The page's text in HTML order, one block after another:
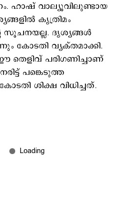
ഹാഷ് വാല്യൂവിലുണ്ടായ
കൃത്രിമം
സൂചനയല്ല. ദൃശ്യങ്ങൾ
കോടതി വ്യക്തമാക്കി.
തെളിവ് പരിഗണിച്ചാണ്
പങ്കെടുത്ത
ശിക്ഷ വിധിച്ചത്.